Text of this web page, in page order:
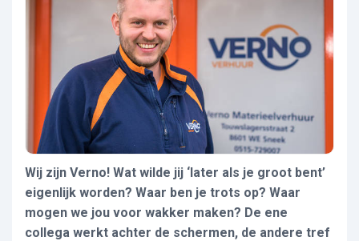
Wij zijn Verno! Wat wilde jij ‘later als je groot bent’
eigenlijk worden? Waar ben je trots op? Waar
mogen we jou voor wakker maken? De ene
collega werkt achter de schermen, de andere tref